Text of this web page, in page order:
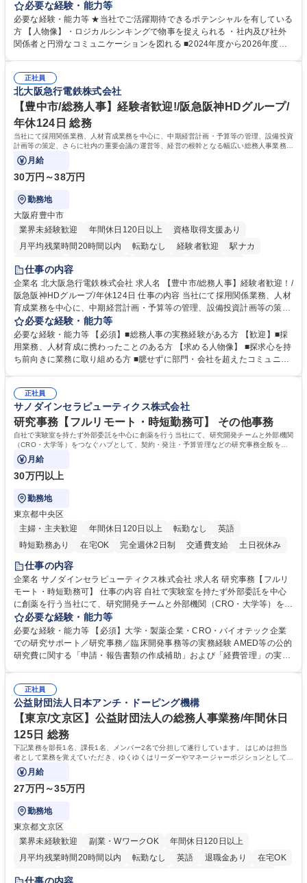
す。 【業務内容の一例】■所属事業部の勤労業務 ■海外に関係する各種業
務 ■営業部門の企画スタッフ、ルート営業 【キャリアパス】入社後の配属
ポジションで一定期間ご活躍頂いた後、本人の適性及び将来のキャリアを
鑑みてジョブローテーションを行います。 【育成】OJTでの現場育成や研
表するインフラ企業 #ポテンシャル採用
必要な経験・能力等
必要な経験・能力等 ★当社でご活躍期待できるポテンシャルを有している
方 【人物像】・ロジカルシンキングで物事を捉えられる ・社内及び社外
関係者と円滑なコミュニケーションを図れる ■2024年度から2026年度ま
72.html ■エネルギーセキュリティの不安定化や気候変動による自然災害の
甚大化など、これまで以上に社会課題解決の重要性が高まっています。
「未来の日常」の創造に向けて持続可能な社会の実現に貢献してまいりま
す。 学歴・資格 学歴：大学院 大学 語学力： 資格：
正社員
北大阪急行電鉄株式会社
【豊中市/総務人事】経験者歓迎!/阪急阪神HDグループ/
年休124日 総務
当社にて採用関係業務、人材育成業務を中心に、中期経営計画・予算等の管理、設備投資
計画等の策定、さらに社内の重要会議の運営等、経営の根幹となる幅広い総務人事業務全
般を担当していただきます。
月給
30万円～38万円
勤務地
大阪府豊中市
業界未経験歓迎
年間休日120日以上
資格取得支援あり
月平均残業時間20時間以内
転勤なし 経験者歓迎
駅ナカ
退職金あり
土日祝休み
服装自由 昼食補助あり 食事補助あり
仕事の内容
企業名 北大阪急行電鉄株式会社 求人名 【豊中市/総務人事】経験者歓迎！/
阪急阪神HDグループ/年休124日 仕事の内容 当社にて採用関係業務、人材
育成業務を中心に、中期経営計画・予算等の管理、設備投資計画等の策
定、さらに社内の重要会議の運営等、経営の根幹となる幅広い総務人事業
務全般を担当していただきます。 【主な業務内容】 ■採用関係業務および
人材育成(社員研修)業務の推進 ■中期経営計画および予算等の管理 ■設備
投資計画等の策定 ■社内の重要会議の運営 ■その他総務人事業務全般 【入
務人事】経験者歓迎！/阪急阪神HDグループ/年休124日
必要な経験・能力等
必要な経験・能力等 【必須】■総務人事の実務経験がある方 【歓迎】■採
用業務、人材育成に携わったことのある方 【求める人物像】 ■探求心を持
ち前向きに業務に取り組める方 ■臆せずに部門・会社を超えたコミュニケ
囲のメンバーと協調しつつ主体性を持って能動的に業務を推進できる方 学
歴・資格 学歴：大学院 大学 高専 短大 専修学校 高校 語学力： 資格：
正社員
サノダインセラピューティクス株式会社
研究事務【フルリモート・時短勤務可】 その他事務
自社で実験室を持たず外部委託を中心に創薬を行う当社にて、研究開発チームと外部機関
（CRO・大学等）をつなぐハブとして、契約・発注・予算管理などの研究事務全般をお
任せします。
月給
30万円以上
勤務地
東京都中央区
主婦・主夫歓迎
年間休日120日以上 転勤なし
英語
時短勤務あり
在宅OK 完全週休2日制 交通費支給 土日祝休み
仕事の内容
企業名 サノダインセラピューティクス株式会社 求人名 研究事務【フルリ
モート・時短勤務可】 仕事の内容 自社で実験室を持たず外部委託を中心
に創薬を行う当社にて、研究開発チームと外部機関（CRO・大学等）をつ
なぐハブとして、契約・発注・予算管理などの研究事務全般をお任せしま
す。 ■見積取得、発注、検収、請求処理等の事務手続き ■委託先との定例
会議の調整・アジェンダ準備・議事録作成 ■研究報告書、試験関連資料、
SOP等の整備・版管理・保管 ■研究開発の進捗・タイムライン・予算執行
集職種 研究事務【フルリモート・時短勤務可】
必要な経験・能力等
必要な経験・能力等 【必須】大学・製薬企業・CRO・バイオテック企業
での研究サポート／研究事務／臨床開発事務等の実務経験 AMED等の公的
研究費に関する「申請・報告書類の作成補助」および「経費管理」の実務
き方について】フルリモートやハイブリッド勤務、時短勤務など個々のラ
イフスタイルに応じた柔軟な働き方が可能です。育児や介護との両立も応
援します。 学歴・資格 学歴：大学院 大学 語学力： 資格：
正社員
公益財団法人日本アンチ・ドーピング機構
【東京/文京区】公益財団法人の総務人事業務/年間休日
125日 総務
下記業務を部長1名、課長1名、メンバー2名で分担して遂行しています。 はじめは担当
者として業務を覚えていただき、ゆくゆくはリーダーやマネージャーポジションとして活
躍いただくことを期待しています。
月給
27万円～35万円
勤務地
東京都文京区
業界未経験歓迎
副業・WワークOK
年間休日120日以上
月平均残業時間20時間以内
転勤なし 英語 退職金あり
在宅OK
賞与あり
育休あり